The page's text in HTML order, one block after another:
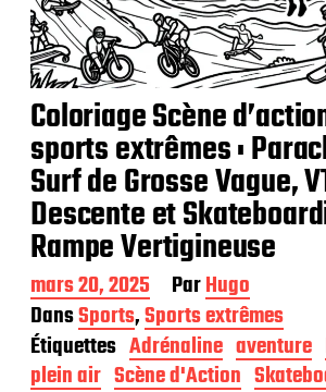
Coloriage Scène
sports extrêmes :
Surf de Grosse Vague,
Descente et
Rampe Vertigineuse
D
a
t
e
d
mars 20, 2025 ParHugo
DansSports,Sports extrêmes
Étiquettes Adrénaline aventure
plein air Scène d'Action